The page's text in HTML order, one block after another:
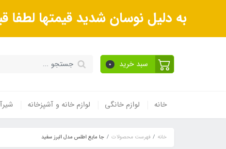
به دلیل نوسان شدید قیمتها
سبد خرید 0
خانه لوازم خانگی لوازم خانه و آشپزخانه
خانه فهرست محصولات جا مایع اطلس مدل البرز سفید